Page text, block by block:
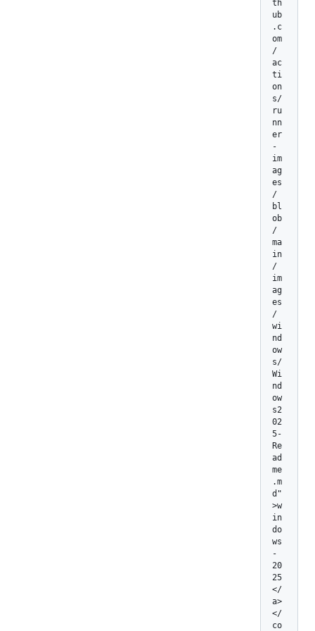
th
ub
.c
om
/
ac
ti
on
s/
ru
nn
er
-
im
ag
es
/
bl
ob
/
ma
in
/
im
ag
es
/
wi
nd
ow
s/
Wi
nd
ow
s2
02
5-
Re
ad
me
.m
d"
>w
in
do
ws
-
20
25
</
a>
</
co